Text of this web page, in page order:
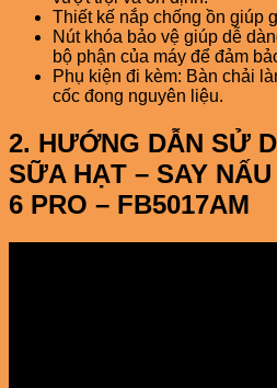
Thiết kế nắp chống ồn giúp
Nút khóa bảo vệ giúp dễ
bộ phận của máy để đảm
Phụ kiện đi kèm: Bàn chải
cốc đong nguyên liệu.
2. HƯỚNG DẪN SỬ
SỮA HẠT – SAY
6 PRO – FB5017AM